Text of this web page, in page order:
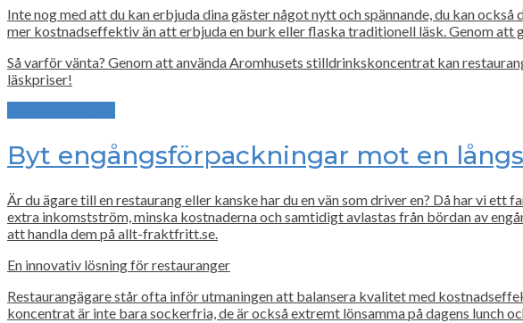
Inte nog med att du kan erbjuda dina gäster något nytt och spännande, du kan
mer kostnadseffektiv än att erbjuda en burk eller flaska traditionell läsk. Genom att
Så varför vänta? Genom att använda Aromhusets stilldrinkskoncentrat kan
läskpriser!
Byt engångsförpackningar mot en
Är du ägare till en restaurang eller kanske har du en vän som driver en? Då har vi
extra inkomstström, minska kostnaderna och samtidigt avlastas från bördan av
att handla dem på allt-fraktfritt.se.
En innovativ lösning för restauranger
Restaurangägare står ofta inför utmaningen att balansera kvalitet med
koncentrat är inte bara sockerfria, de är också extremt lönsamma på dagens lunch